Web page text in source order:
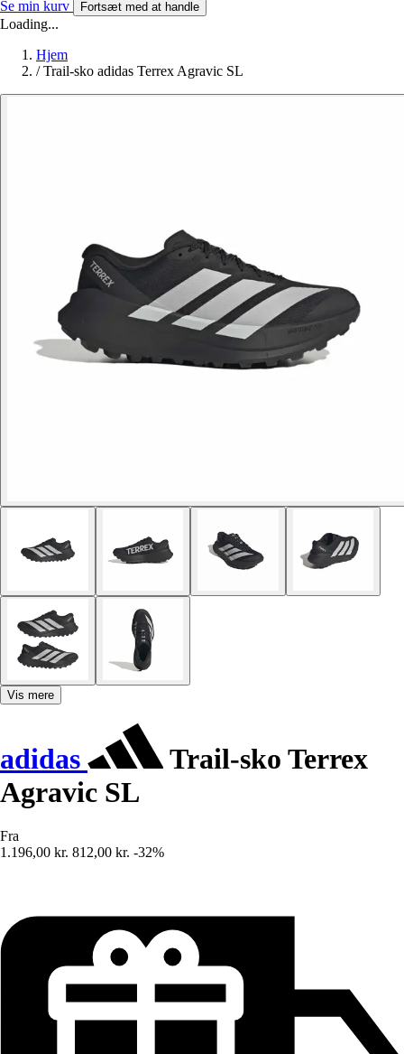
Se min kurv Fortsæt med at handle
Loading...
Hjem
/ Trail-sko adidas Terrex Agravic SL
Vis mere
adidas
Trail-sko Terrex
Agravic SL
Fra
1.196,00 kr. 812,00 kr. -32%